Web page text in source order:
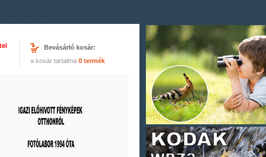
Bevásárló kosár:
a kosár tartalma 0 termék